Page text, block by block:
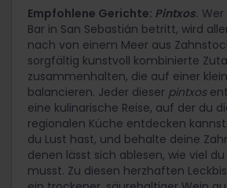
Empfohlene Gerichte: Pintxos.
Bar in San Sebastián betritt, wird
nach von einem Meer aus
sorgfältig kunstvoll kombinierte
zusammenhalten, die auf einer
balancieren. Jeder dieser pintxos
eine kulinarische Reise, auf der du
regionalen Küche entdecken
du Lust hast, und behalte deine
denen lässt sich ablesen, wie viel
musst. Zu diesen herzhaften